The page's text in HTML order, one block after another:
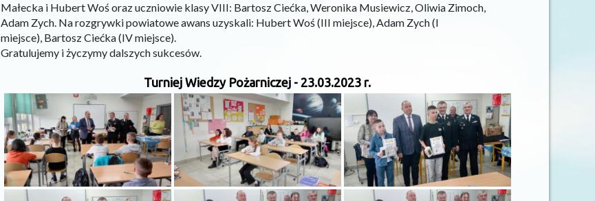
Małecka i Hubert Woś oraz uczniowie klasy VIII: Bartosz Ciećka, Weronika Musiewicz, Oliwia Zimoch,
Adam Zych. Na rozgrywki powiatowe awans uzyskali: Hubert Woś (III miejsce), Adam Zych (I
miejsce), Bartosz Ciećka (IV miejsce).
Gratulujemy i życzymy dalszych sukcesów.
Turniej Wiedzy Pożarniczej - 23.03.2023 r.